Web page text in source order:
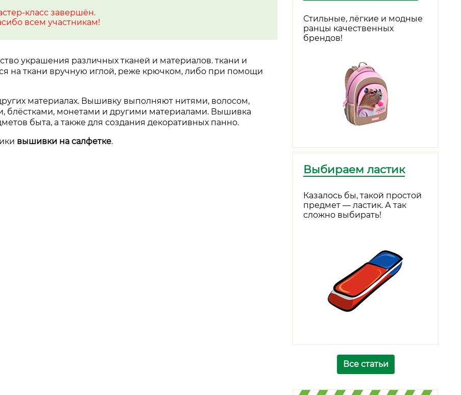
класс завершён.
всем участникам!
украшения различных тканей и материалов. ткани и
на ткани вручную иглой, реже крючком, либо при помощи
материалах. Вышивку выполняют нитями, волосом,
монетами и другими материалами. Вышивка
быта, а также для создания декоративных панно.
вышивки на салфетке.
Стильные, лёгкие и модные
ранцы качественных
брендов!
Выбираем ластик
Казалось бы, такой простой
предмет — ластик. А так
сложно выбирать!
Все статьи